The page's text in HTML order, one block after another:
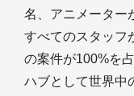
名、アニメーター
すべてのスタッフ
の案件が100%を
ハブとして世界中